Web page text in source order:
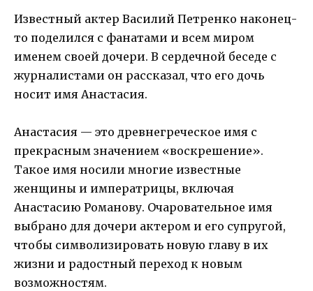
Известный актер Василий Петренко наконец-
то поделился с фанатами и всем миром
именем своей дочери. В сердечной беседе с
журналистами он рассказал, что его дочь
носит имя Анастасия.
Анастасия — это древнегреческое имя с
прекрасным значением «воскрешение».
Такое имя носили многие известные
женщины и императрицы, включая
Анастасию Романову. Очаровательное имя
выбрано для дочери актером и его супругой,
чтобы символизировать новую главу в их
жизни и радостный переход к новым
возможностям.